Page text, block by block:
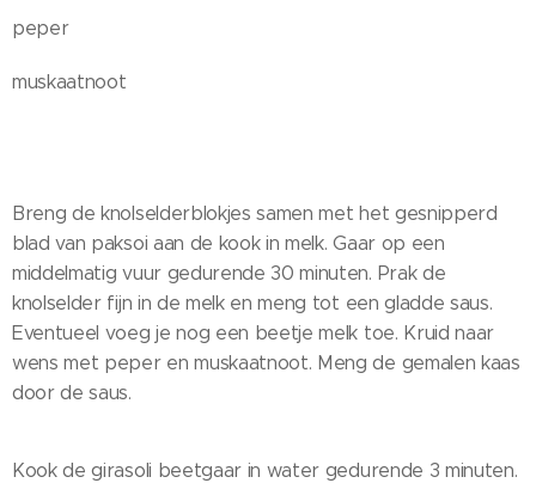
peper
muskaatnoot
Breng de knolselderblokjes samen met het gesnipperd
blad van paksoi aan de kook in melk. Gaar op een
middelmatig vuur gedurende 30 minuten. Prak de
knolselder fijn in de melk en meng tot een gladde saus.
Eventueel voeg je nog een beetje melk toe. Kruid naar
wens met peper en muskaatnoot. Meng de gemalen kaas
door de saus.
Kook de girasoli beetgaar in water gedurende 3 minuten.